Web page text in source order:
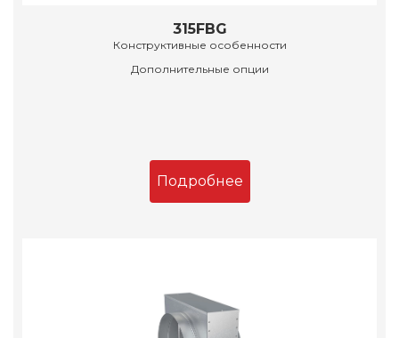
315FBG
Конструктивные особенности
Дополнительные опции
Подробнее